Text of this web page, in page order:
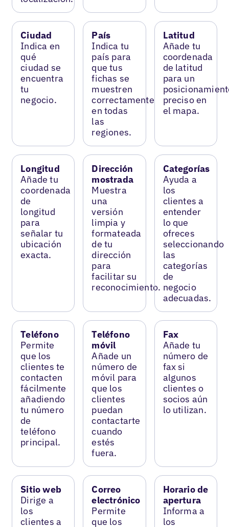
Ciudad
Indica en
qué
ciudad se
encuentra
tu
negocio.
País
Indica tu
país para
que tus
fichas se
muestren
correctamente
en todas
las
regiones.
Latitud
Añade tu
coordenada
de latitud
para un
preciso en
el mapa.
Longitud
Añade tu
coordenada
de
longitud
para
señalar tu
ubicación
exacta.
Dirección
mostrada
Muestra
una
versión
limpia y
formateada
de tu
dirección
para
facilitar su
reconocimiento.
Categorías
Ayuda a
los
clientes a
entender
lo que
ofreces
seleccionando
las
categorías
de
negocio
adecuadas.
Teléfono
Permite
que los
clientes te
contacten
fácilmente
añadiendo
tu número
de
teléfono
principal.
Teléfono
móvil
Añade un
número de
móvil para
que los
clientes
puedan
contactarte
cuando
estés
fuera.
Fax
Añade tu
número de
fax si
algunos
clientes o
socios aún
lo utilizan.
Sitio web
Dirige a
los
clientes a
Correo
electrónico
Permite
que los
Horario de
apertura
Informa a
los